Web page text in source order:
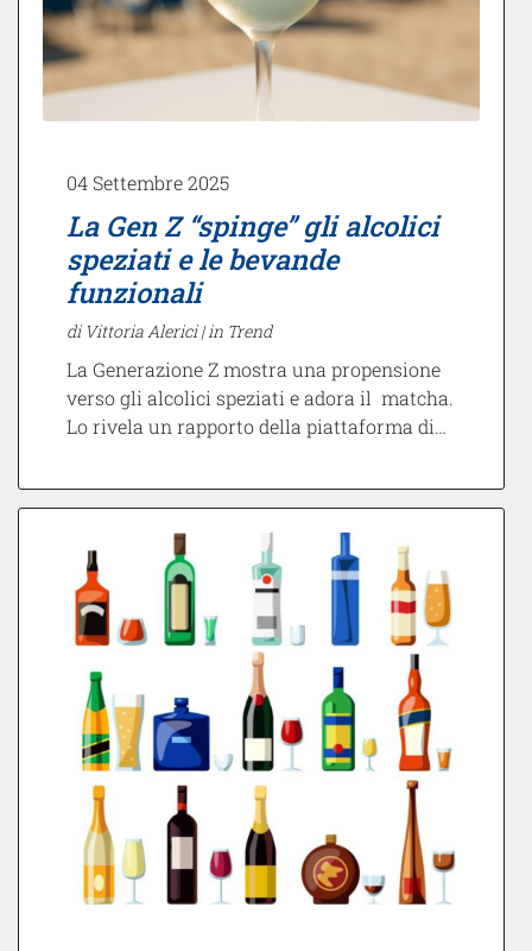
04 Settembre 2025
La Gen Z “spinge” gli alcolici
speziati e le bevande
funzionali
di Vittoria Alerici | in Trend
La Generazione Z mostra una propensione
verso gli alcolici speziati e adora il matcha.
Lo rivela un rapporto della piattaforma di…